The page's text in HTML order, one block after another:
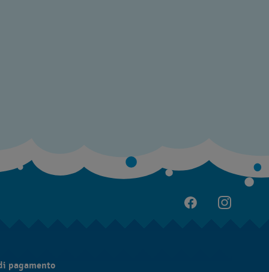
pagamento